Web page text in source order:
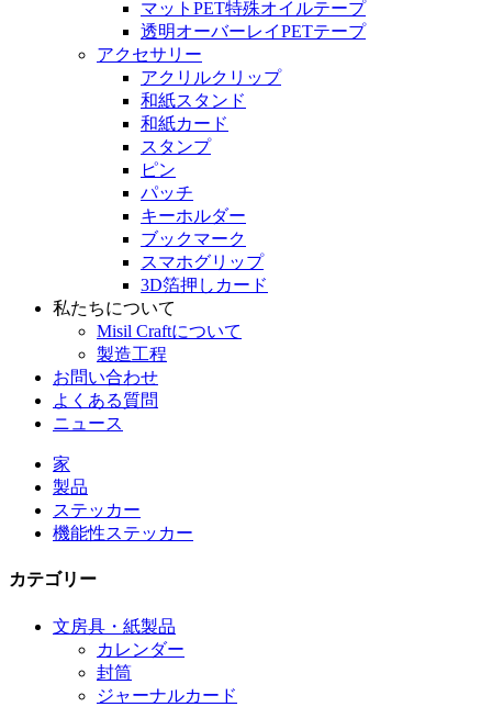
マットPET特殊オイルテープ
透明オーバーレイPETテープ
アクセサリー
アクリルクリップ
和紙スタンド
和紙カード
スタンプ
ピン
パッチ
キーホルダー
ブックマーク
スマホグリップ
3D箔押しカード
私たちについて
Misil Craftについて
製造工程
お問い合わせ
よくある質問
ニュース
家
製品
ステッカー
機能性ステッカー
カテゴリー
文房具・紙製品
カレンダー
封筒
ジャーナルカード